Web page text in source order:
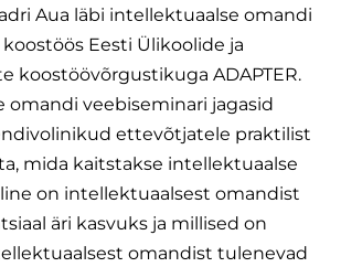
Aua läbi intellektuaalse omandi
Eesti Ülikoolide ja
koostöövõrgustikuga ADAPTER.
omandi veebiseminari jagasid
ettevõtjatele praktilist
mida kaitstakse intellektuaalse
on intellektuaalsest omandist
äri kasvuks ja millised on
omandist tulenevad